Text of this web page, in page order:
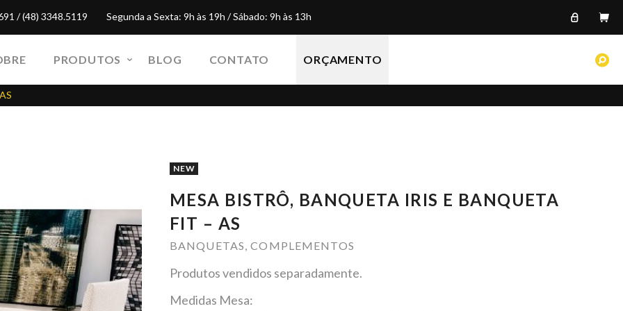
/ (48) 3348.5119 Segunda a Sexta: 9h às 19h / Sábado: 9h às 13h
PRODUTOS BLOG CONTATO ORÇAMENTO
NEW
MESA BISTRÔ, BANQUETA IRIS E BANQUETA
FIT – AS
BANQUETAS,COMPLEMENTOS
Produtos vendidos separadamente.
Medidas Mesa: